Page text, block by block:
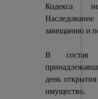
Кодекса
завещанию и
В состав
день